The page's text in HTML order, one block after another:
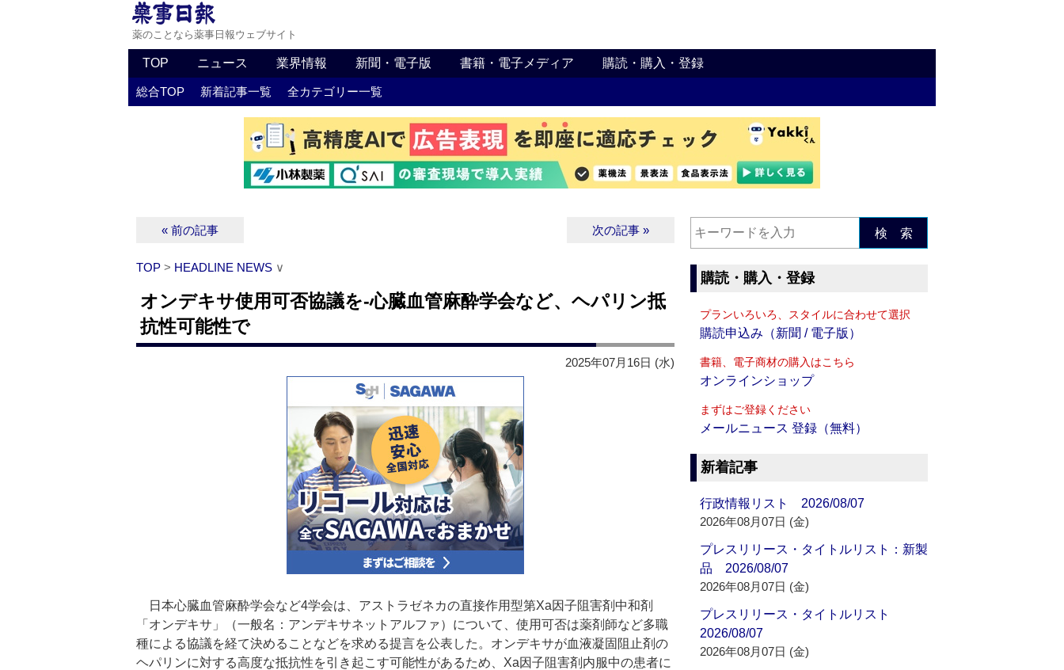
薬のことなら薬事日報ウェブサイト
TOP ニュース 業界情報 新聞・電子版 書籍・電子メディア 購読・購入・登録
総合TOP 新着記事一覧 全カテゴリー一覧
« 前の記事 次の記事 »
TOP > HEADLINE NEWS ∨
オンデキサ使用可否協議を‐心臓血管麻酔学会など、ヘパリン抵
抗性可能性で
2025年07月16日 (水)
日本心臓血管麻酔学会など4学会は、アストラゼネカの直接作用型第Xa因子阻害剤中和剤
「オンデキサ」（一般名：アンデキサネットアルファ）について、使用可否は薬剤師など多職
種による協議を経て決めることなどを求める提言を公表した。オンデキサが血液凝固阻止剤の
ヘパリンに対する高度な抵抗性を引き起こす可能性があるため、Xa因子阻害剤内服中の患者に
検 索
購読・購入・登録
プランいろいろ、スタイルに合わせて選択
購読申込み（新聞 / 電子版）
書籍、電子商材の購入はこちら
オンラインショップ
まずはご登録ください
メールニュース 登録（無料）
新着記事
行政情報リスト 2026/08/07
2026年08月07日 (金)
プレスリリース・タイトルリスト：新製
品 2026/08/07
2026年08月07日 (金)
プレスリリース・タイトルリスト
2026/08/07
2026年08月07日 (金)